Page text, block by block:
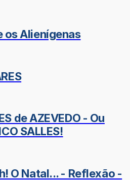
os Alienígenas
de AZEVEDO - Ou
SALLES!
O Natal... - Reflexão -